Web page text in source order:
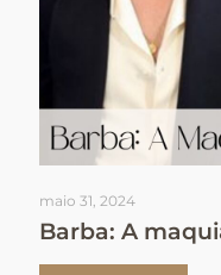
maio 31, 2024
Barba: A